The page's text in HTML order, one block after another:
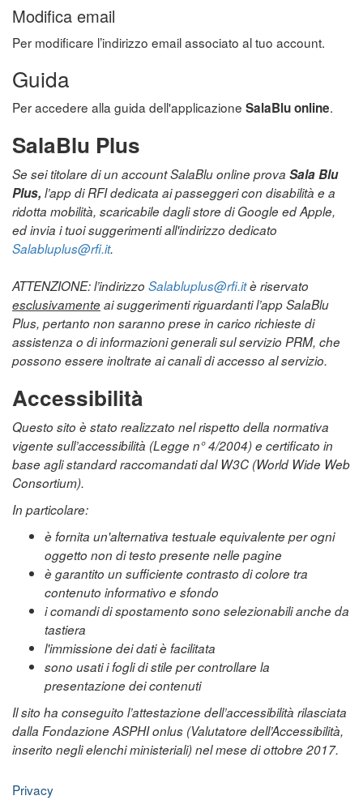
Modifica email
Per modificare l’indirizzo email associato al tuo account.
Guida
Per accedere alla guida dell'applicazione SalaBlu online.
SalaBlu Plus
Se sei titolare di un account SalaBlu online prova Sala Blu
Plus, l’app di RFI dedicata ai passeggeri con disabilità e a
ridotta mobilità, scaricabile dagli store di Google ed Apple,
ed invia i tuoi suggerimenti all'indirizzo dedicato
Salabluplus@rfi.it.
ATTENZIONE: l’indirizzo Salabluplus@rfi.itè riservato
esclusivamenteai suggerimenti riguardanti l’app SalaBlu
Plus, pertanto non saranno prese in carico richieste di
assistenza o di informazioni generali sul servizio PRM, che
possono essere inoltrate ai canali di accesso al servizio.
Accessibilità
Questo sito è stato realizzato nel rispetto della normativa
vigente sull’accessibilità (Legge n° 4/2004) e certificato in
base agli standard raccomandati dal W3C (World Wide Web
Consortium).
In particolare:
è fornita un'alternativa testuale equivalente per ogni
oggetto non di testo presente nelle pagine
è garantito un sufficiente contrasto di colore tra
contenuto informativo e sfondo
i comandi di spostamento sono selezionabili anche da
tastiera
l'immissione dei dati è facilitata
sono usati i fogli di stile per controllare la
presentazione dei contenuti
Il sito ha conseguito l’attestazione dell’accessibilità rilasciata
dalla Fondazione ASPHI onlus (Valutatore dell’Accessibilità,
inserito negli elenchi ministeriali) nel mese di ottobre 2017.
Privacy